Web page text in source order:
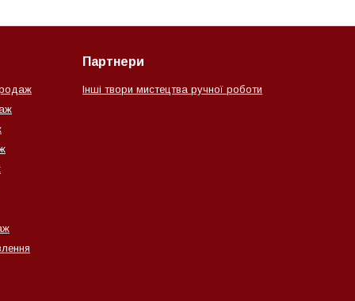
Партнери
Інші твори мистецтва ручної роботи